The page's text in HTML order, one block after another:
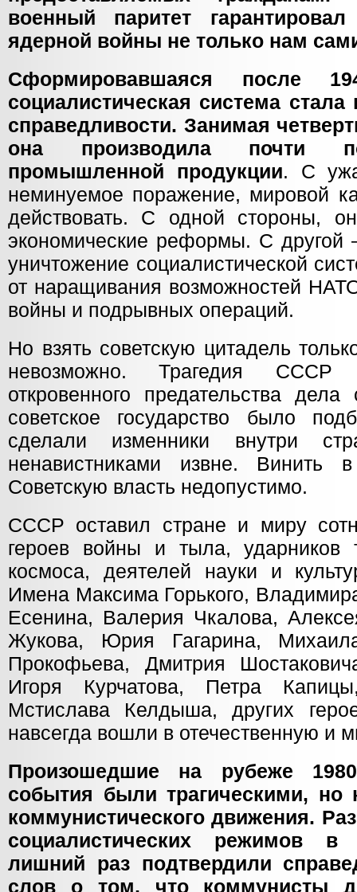
военный паритет
ядерной войны не только нам
Сформировавшаяся после
социалистическая система
справедливости. Занимая
она производила почти
промышленной продукции. С
неминуемое поражение, мировой
действовать. С одной стороны,
экономические реформы. С другой
уничтожение социалистической
от наращивания возможностей
войны и подрывных операций.
Но взять советскую цитадель
невозможно. Трагедия СССР
откровенного предательства
советское государство было
сделали изменники внутри
ненавистниками извне. Винить
Советскую власть недопустимо.
СССР оставил стране и миру
героев войны и тыла, ударников
космоса, деятелей науки и
Имена Максима Горького,
Есенина, Валерия Чкалова,
Жукова, Юрия Гагарина,
Прокофьева, Дмитрия
Игоря Курчатова, Петра
Мстислава Келдыша, других
навсегда вошли в отечественную и
Произошедшие на рубеже
события были трагическими,
коммунистического движения.
социалистических режимов в
лишний раз подтвердили
слов о том, что коммунисты